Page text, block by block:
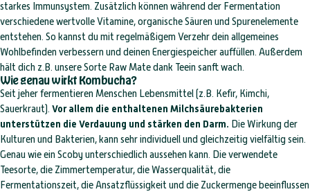
starkes Immunsystem. Zusätzlich können während der Fermentation
verschiedene wertvolle Vitamine, organische Säuren und Spurenelemente
entstehen. So kannst du mit regelmäßigem Verzehr dein allgemeines
Wohlbefinden verbessern und deinen Energiespeicher auffüllen. Außerdem
hält dich z.B. unsere Sorte Raw Mate dank Teein sanft wach.
Wie genau wirkt Kombucha?
Seit jeher fermentieren Menschen Lebensmittel (z.B. Kefir, Kimchi,
Sauerkraut). Vor allem die enthaltenen Milchsäurebakterien
unterstützen die Verdauung und stärken den Darm. Die Wirkung der
Kulturen und Bakterien, kann sehr individuell und gleichzeitig vielfältig sein.
Genau wie ein Scoby unterschiedlich aussehen kann. Die verwendete
Teesorte, die Zimmertemperatur, die Wasserqualität, die
Fermentationszeit, die Ansatzflüssigkeit und die Zuckermenge beeinflussen